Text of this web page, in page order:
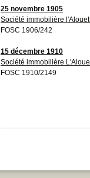
25 novembre 1905
Société immobilière
FOSC 1906/242
15 décembre 1910
Société immobilière
FOSC 1910/2149